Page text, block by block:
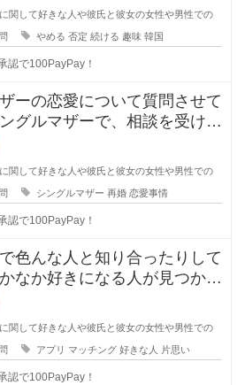
関して好きな人や彼氏と彼女の女性や男性での
やめる 否定 続ける 趣味 韓国
認で100PayPay！
ーの恋愛について質問させて
グルマザーで、相談を受けた
おり、皆さんの
関して好きな人や彼氏と彼女の女性や男性での
シングルマザー 再婚 恋愛事情
認で100PayPay！
色んな人と知り合ったりして
なか好きになる人が見つかり
なる人って
関して好きな人や彼氏と彼女の女性や男性での
アプリ マッチング 好きな人 片思い
認で100PayPay！